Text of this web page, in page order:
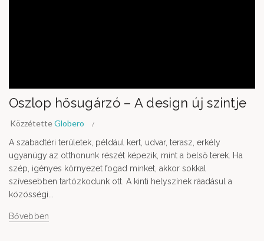
Oszlop hősugárzó – A design új szintje
KözzétetteGlobero
A szabadtéri területek, például kert, udvar, terasz, erkély
ugyanúgy az otthonunk részét képezik, mint a belső terek. Ha
szép, igényes környezet fogad minket, akkor sokkal
szívesebben tartózkodunk ott. A kinti helyszínek ráadásul a
közösségi...
Bővebben